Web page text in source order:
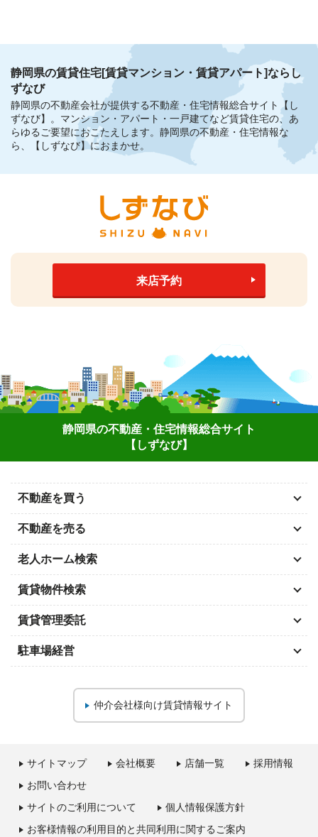
静岡県の賃貸住宅[賃貸マンション・賃貸アパート]ならし
ずなび
静岡県の不動産会社が提供する不動産・住宅情報総合サイト【し
ずなび】。 マンション・アパート・一戸建てなど賃貸住宅の、あ
らゆるご要望におこたえします。 静岡県の不動産・住宅情報な
ら、【しずなび】におまかせ。
来店予約
静岡県の不動産・住宅情報総合サイト
【しずなび】
不動産を買う
不動産を売る
老人ホーム検索
賃貸物件検索
賃貸管理委託
駐車場経営
仲介会社様向け賃貸情報サイト
サイトマップ 会社概要 店舗一覧
採用情報
お問い合わせ
サイトのご利用について
個人情報保護方針
お客様情報の利用目的と共同利用に関するご案内